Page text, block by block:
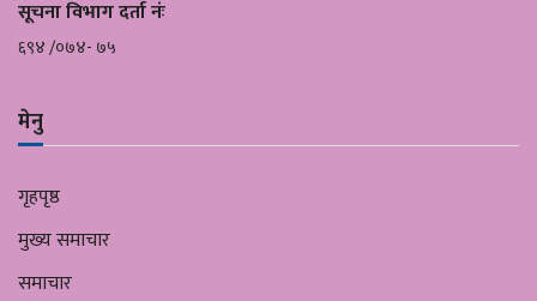
सूचना विभाग दर्ता नंः
६९४ /०७४- ७५
मेनु
गृहपृष्ठ
मुख्य समाचार
समाचार